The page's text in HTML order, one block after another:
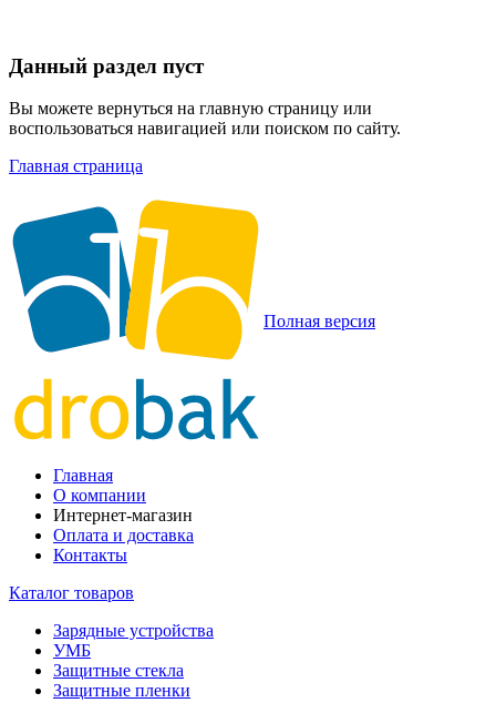
Данный раздел пуст
Вы можете вернуться на главную страницу или
воспользоваться навигацией или поиском по сайту.
Главная страница
Полная версия
Главная
О компании
Интернет-магазин
Оплата и доставка
Контакты
Каталог товаров
Зарядные устройства
УМБ
Защитные стекла
Защитные пленки